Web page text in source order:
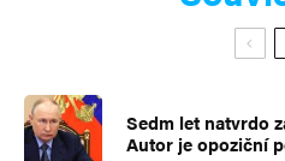
Sedm let natvrdo
Autor je opoziční